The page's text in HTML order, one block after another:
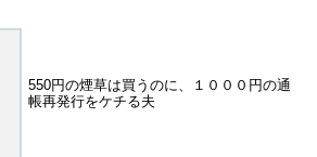
550円の煙草は買うのに、１０００円の通
帳再発行をケチる夫